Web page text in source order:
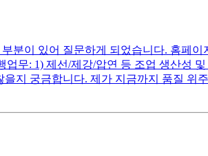
분이 있어 질문하게 되었습니다. 홈페이
무: 1) 제선/제강/압연 등 조업 생산성
지 궁금합니다. 제가 지금까지 품질 위